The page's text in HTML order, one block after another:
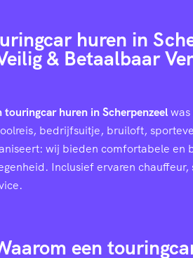
huren in
& Betaalbaar
touringcar huren in Scherpenzeel
bedrijfsuitje, bruiloft,
wij bieden comfortabele en
Inclusief ervaren
een